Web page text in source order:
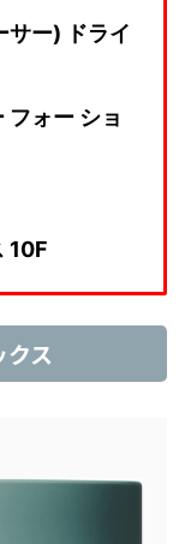
サー) ドライ
フォー ショ
10F
ス